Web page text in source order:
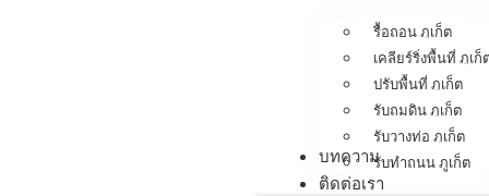
รื้อถอน ภูเก็ต
เคลียร์ริ่งพื้นที่ ภูเก็
ปรับพื้นที่ ภูเก็ต
รับถมดิน ภูเก็ต
รับวางท่อ ภูเก็ต
รับทำถนน ภูเก็ต
บทความ
ติดต่อเรา